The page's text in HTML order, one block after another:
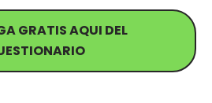
GRATIS AQUI DEL